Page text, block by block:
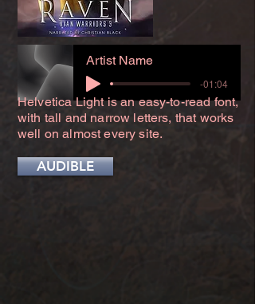
Artist Name
-01:04
Helvetica Light is an easy-to-read font,
with tall and narrow letters, that works
well on almost every site.
AUDIBLE